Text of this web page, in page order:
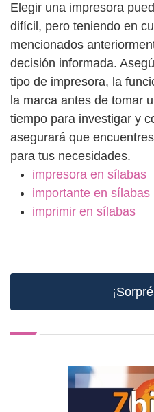
Elegir una impresora
difícil, pero teniendo en
mencionados
decisión informada.
tipo de impresora, la
la marca antes de tomar
tiempo para investigar y
asegurará que
para tus necesidades.
impresora en sílabas
importante en sílabas
imprimir en sílabas